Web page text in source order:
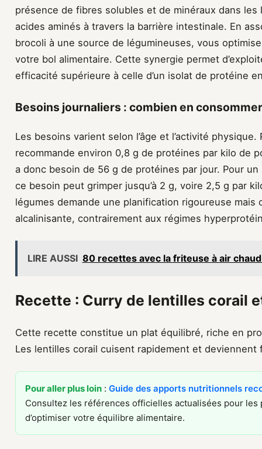
présence de fibres solubles et de minéraux dans
acides aminés à travers la barrière intestinale. En
brocoli à une source de légumineuses, vous
votre bol alimentaire. Cette synergie permet
efficacité supérieure à celle d’un isolat de protéine
Besoins journaliers : combien en
Les besoins varient selon l’âge et l’activité physique.
recommande environ 0,8 g de protéines par kilo de
a donc besoin de 56 g de protéines par jour. Pour
ce besoin peut grimper jusqu’à 2 g, voire 2,5 g par
légumes demande une planification rigoureuse mais
alcalinisante, contrairement aux régimes
LIRE AUSSI 80 recettes avec la friteuse à air
Recette : Curry de lentilles corail
Cette recette constitue un plat équilibré, riche en
Les lentilles corail cuisent rapidement et deviennent
Pour aller plus loin : Guide des apports nutritionnels
Consultez les références officielles actualisées pour
d’optimiser votre équilibre alimentaire.